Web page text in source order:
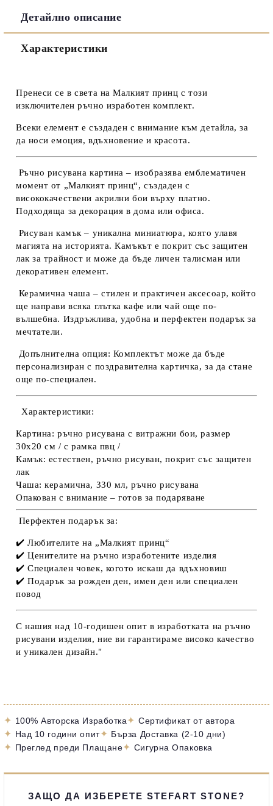
Детайлно описание
Характеристики
​Пренеси се в света наМалкият принц с този
изключителен ръчно изработен комплект.
Всеки елемент е създаден с внимание към детайла, за
да носиемоция, вдъхновение и красота.
Ръчно рисувана картина – изобразява емблематичен
момент от „Малкият принц“, създаден с
висококачествени акрилни бои върху платно.
Подходяща за декорация в дома или офиса.
Рисуван камък – уникална миниатюра, която улавя
магията на историята. Камъкът е покрит със защитен
лак за трайност и може да бъделичен талисман или
декоративен елемент.
Керамична чаша – стилен и практичен аксесоар, който
ще направи всяка глътка кафе или чай още по-
вълшебна. Издръжлива, удобна иперфектен подарък за
мечтатели.
Допълнителна опция: Комплектът може да бъде
персонализиран с поздравителна картичка, за да стане
още по-специален.
Характеристики:
Картина: ръчно рисувана с витражни бои, размер
30х20 см / с рамка пвц /
Камък: естествен, ръчно рисуван, покрит със защитен
лак
Чаша: керамична, 330 мл, ръчно рисувана
Опакован с внимание – готов за подаряване
Перфектен подарък за:
✔️ Любителите на „Малкият принц“
✔️ Ценителите на ръчно изработените изделия
✔️ Специален човек, когото искаш да вдъхновиш
✔️ Подарък за рожден ден, имен ден или специален
повод
С нашия над 10-годишен опит в изработката на ръчно
рисувани изделия, ние ви гарантираме високо качество
и уникален дизайн."
✦ 100% Авторска Изработка✦ Сертификат от автора
✦ Над 10 години опит✦ Бърза Доставка (2-10 дни)
✦ Преглед преди Плащане✦ Сигурна Опаковка
ЗАЩО ДА ИЗБЕРЕТЕ STEFART STONE?